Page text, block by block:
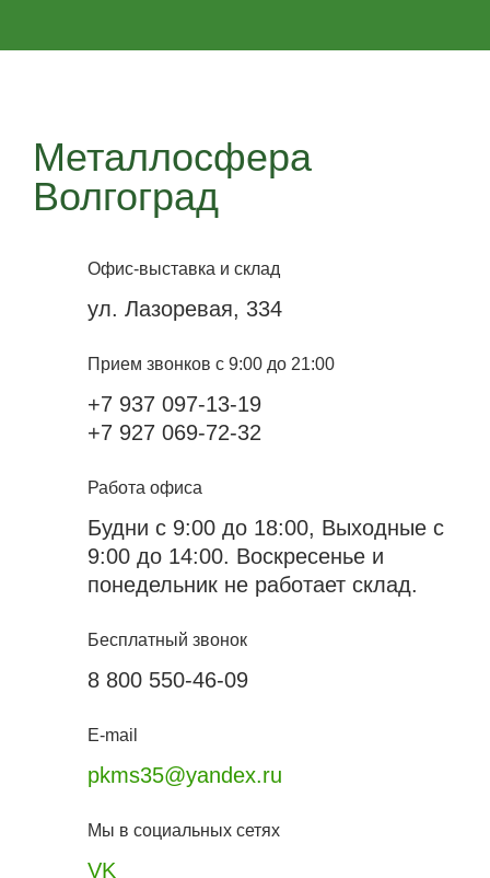
Металлосфера
Волгоград
Офис-выставка и склад
ул. Лазоревая, 334
Прием звонков с 9:00 до 21:00
+7 937 097-13-19
+7 927 069-72-32
Работа офиса
Будни с 9:00 до 18:00, Выходные с
9:00 до 14:00. Воскресенье и
понедельник не работает склад.
Бесплатный звонок
8 800 550-46-09
E-mail
pkms35@yandex.ru
Мы в социальных сетях
VK